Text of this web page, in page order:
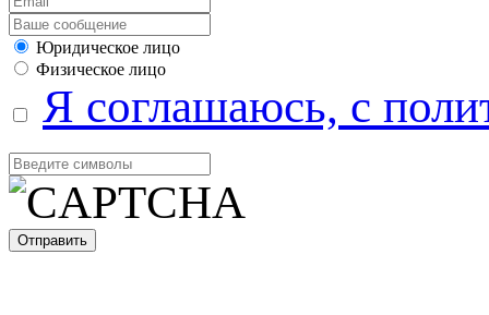
Юридическое лицо
Физическое лицо
Я соглашаюсь, с